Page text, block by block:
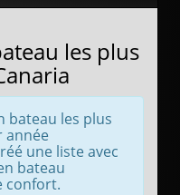
les plus
bateau les plus
année
une liste avec
bateau
confort.